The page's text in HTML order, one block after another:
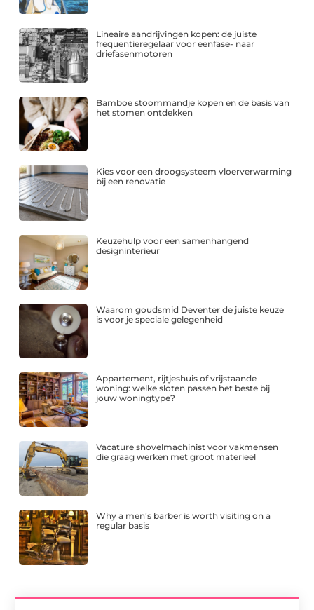
Lineaire aandrijvingen kopen: de juiste
frequentieregelaar voor eenfase- naar
driefasenmotoren
Bamboe stoommandje kopen en de basis van
het stomen ontdekken
Kies voor een droogsysteem vloerverwarming
bij een renovatie
Keuzehulp voor een samenhangend
designinterieur
Waarom goudsmid Deventer de juiste keuze
is voor je speciale gelegenheid
Appartement, rijtjeshuis of vrijstaande
woning: welke sloten passen het beste bij
jouw woningtype?
Vacature shovelmachinist voor vakmensen
die graag werken met groot materieel
Why a men’s barber is worth visiting on a
regular basis